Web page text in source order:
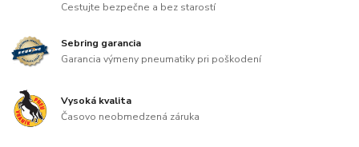
Cestujte bezpečne a bez starostí
Sebring garancia
Garancia výmeny pneumatiky pri poškodení
Vysoká kvalita
Časovo neobmedzená záruka